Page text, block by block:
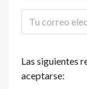
Las siguientes
aceptarse: